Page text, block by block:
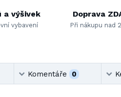
a výšivek
vybavení
Doprava
Při nákupu nad
Komentáře 0